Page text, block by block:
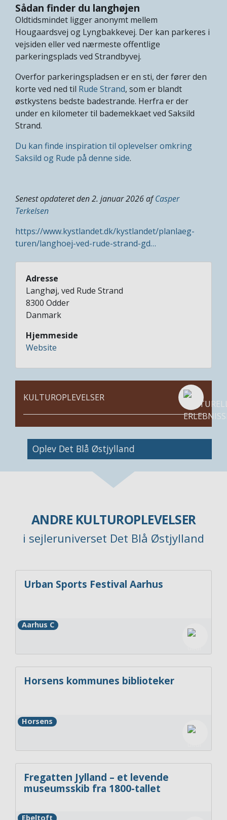
Sådan finder du langhøjen
Oldtidsmindet ligger anonymt mellem
Hougaardsvej og Lyngbakkevej. Der kan parkeres i
vejsiden eller ved nærmeste offentlige
parkeringsplads ved Strandbyvej.
Overfor parkeringspladsen er en sti, der fører den
korte ved ned til Rude Strand, som er blandt
østkystens bedste badestrande. Herfra er der
under en kilometer til bademekkaet ved Saksild
Strand.
Du kan finde inspiration til oplevelser omkring
Saksild og Rude på denne side.
Senest opdateret den 2. januar 2026 afCasper
Terkelsen
https://www.kystlandet.dk/kystlandet/planlaeg-
turen/langhoej-ved-rude-strand-gd…
Adresse
Langhøj, ved Rude Strand
8300 Odder
Danmark
Hjemmeside
Website
KULTUROPLEVELSER
Image
Oplev Det Blå Østjylland
ANDRE KULTUROPLEVELSER
i sejleruniverset Det Blå Østjylland
Urban Sports Festival Aarhus
Aarhus C
Horsens kommunes biblioteker
Horsens
Fregatten Jylland – et levende
museumsskib fra 1800-tallet
Ebeltoft